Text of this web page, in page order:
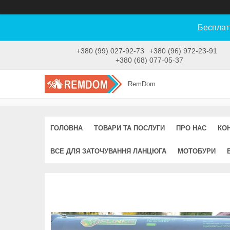
+380 (99) 027-92-73
+380 (96) 972-23-91
+380 (68) 077-05-37
RemDom
ГОЛОВНА ТОВАРИ ТА ПОСЛУГИ ПРО НАС
ВСЕ ДЛЯ ЗАТОЧУВАННЯ ЛАНЦЮГА МОТОБУРИ